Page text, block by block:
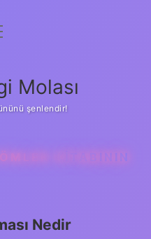
Molası
şenlendir!
KITABININ
Nedir